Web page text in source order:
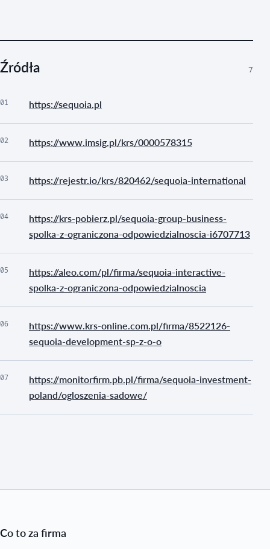
Źródła 7
01 https://sequoia.pl
02 https://www.imsig.pl/krs/0000578315
03 https://rejestr.io/krs/820462/sequoia-international
04
https://krs-pobierz.pl/sequoia-group-business-
spolka-z-ograniczona-odpowiedzialnoscia-i6707713
05
https://aleo.com/pl/firma/sequoia-interactive-
spolka-z-ograniczona-odpowiedzialnoscia
06
https://www.krs-online.com.pl/firma/8522126-
sequoia-development-sp-z-o-o
07
https://monitorfirm.pb.pl/firma/sequoia-investment-
poland/ogloszenia-sadowe/
Co to za firma